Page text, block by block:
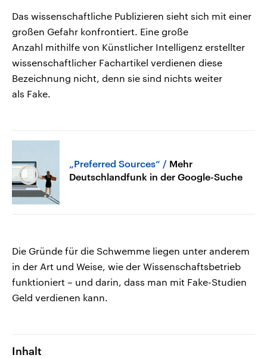
Das wissenschaftliche Publizieren sieht sich mit einer
großen Gefahr konfrontiert. Eine große
Anzahl mithilfe von Künstlicher Intelligenz erstellter
wissenschaftlicher Fachartikel verdienen diese
Bezeichnung nicht, denn sie sind nichts weiter
als Fake.
„Preferred Sources“
Mehr
Deutschlandfunk in der Google-Suche
Die Gründe für die Schwemme liegen unter anderem
in der Art und Weise, wie der Wissenschaftsbetrieb
funktioniert – und darin, dass man mit Fake-Studien
Geld verdienen kann.
Inhalt